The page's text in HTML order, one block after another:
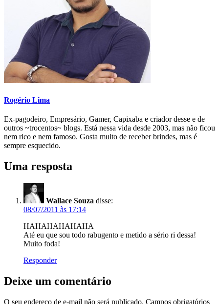
Rogério Lima
Ex-pagodeiro, Empresário, Gamer, Capixaba e criador desse e de
outros ~trocentos~ blogs. Está nessa vida desde 2003, mas não ficou
nem rico e nem famoso. Gosta muito de receber brindes, mas é
sempre esquecido.
Uma resposta
Wallace Souza disse:
08/07/2011 às 17:14
HAHAHAHAHAHA
Até eu que sou todo rabugento e metido a sério ri dessa!
Muito foda!
Responder
Deixe um comentário
O seu endereço de e-mail não será publicado. Campos obrigatórios